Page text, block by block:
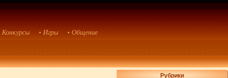
Конкурсы • Игры • Общение
Рубрики